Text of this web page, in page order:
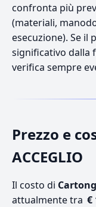
confronta più
(materiali,
esecuzione). Se il
significativo dalla
verifica sempre
Prezzo e
ACCEGLIO
Il costo di
attualmente tra €